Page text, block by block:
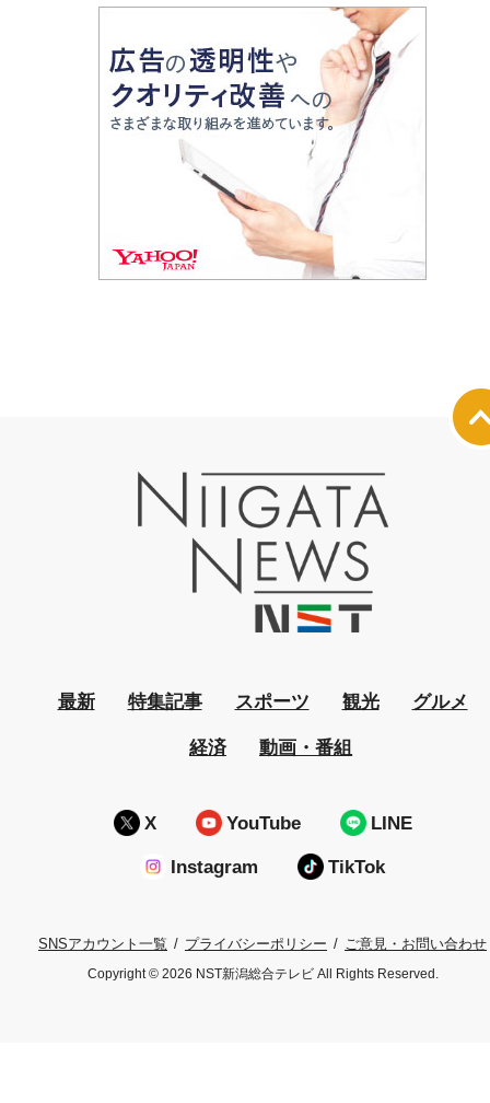
最新 特集記事 スポーツ 観光 グルメ
経済 動画・番組
X YouTube LINE
Instagram TikTok
SNSアカウント一覧 プライバシーポリシー ご意見・お問い合わせ
Copyright © 2026 NST新潟総合テレビ All Rights Reserved.